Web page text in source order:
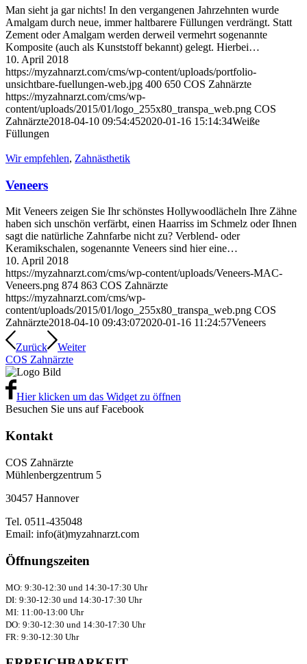
Man sieht ja gar nichts! In den vergangenen Jahrzehnten wurde
Amalgam durch neue, immer haltbarere Füllungen verdrängt. Statt
Zement oder Amalgam werden derweil vermehrt sogenannte
Komposite (auch als Kunststoff bekannt) gelegt. Hierbei…
10. April 2018
https://myzahnarzt.com/cms/wp-content/uploads/portfolio-
unsichtbare-fuellungen-web.jpg 400 650 COS Zahnärzte
https://myzahnarzt.com/cms/wp-
content/uploads/2015/01/logo_255x80_transpa_web.png COS
Zahnärzte2018-04-10 09:54:452020-01-16 15:14:34Weiße
Füllungen
Wir empfehlen, Zahnästhetik
Veneers
Mit Veneers zeigen Sie Ihr schönstes Hollywoodlächeln Ihre Zähne
haben sich unschön verfärbt, einen Haarriss im Schmelz oder Ihnen
sagt die natürliche Zahnfarbe nicht zu? Verblend- oder
Keramikschalen, sogenannte Veneers sind hier eine…
10. April 2018
https://myzahnarzt.com/cms/wp-content/uploads/Veneers-MAC-
Veneers.png 874 863 COS Zahnärzte
https://myzahnarzt.com/cms/wp-
content/uploads/2015/01/logo_255x80_transpa_web.png COS
Zahnärzte2018-04-10 09:43:072020-01-16 11:24:57Veneers
Zurück
Weiter
COS Zahnärzte
Hier klicken um das Widget zu öffnen
Besuchen Sie uns auf Facebook
Kontakt
COS Zahnärzte
Mühlenbergzentrum 5
30457 Hannover
Tel. 0511-435048
Email: info(ät)myzahnarzt.com
Öffnungszeiten
MO: 9:30-12:30 und 14:30-17:30 Uhr
DI: 9:30-12:30 und 14:30-17:30 Uhr
MI: 11:00-13:00 Uhr
DO: 9:30-12:30 und 14:30-17:30 Uhr
FR: 9:30-12:30 Uhr